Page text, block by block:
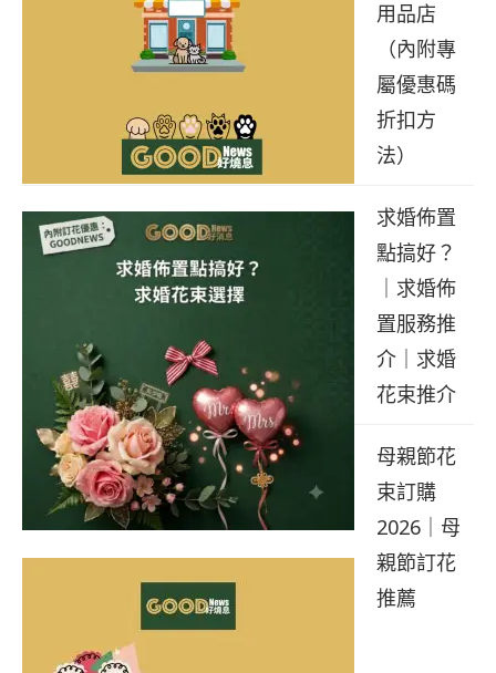
用品店
（內附專
屬優惠碼
折扣方
法）
求婚佈置
點搞好？
｜求婚佈
置服務推
介｜求婚
花束推介
母親節花
束訂購
2026｜母
親節訂花
推薦